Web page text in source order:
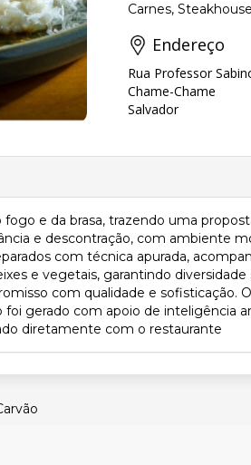
Carnes, Steakhouse
Endereço
Rua Professor
Chame-Chame
Salvador
e da brasa, trazendo uma
e descontração, com ambiente
com técnica apurada,
e vegetais, garantindo
com qualidade e sofisticação.
gerado com apoio de inteligência
diretamente com o restaurante